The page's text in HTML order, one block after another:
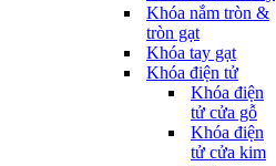
Khóa nắm tròn &
tròn gạt
Khóa tay gạt
Khóa điện tử
Khóa điện
tử cửa gỗ
Khóa điện
tử cửa kim